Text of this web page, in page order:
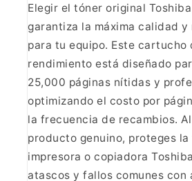
Elegir el tóner original
garantiza la máxima calidad y
para tu equipo. Este cartucho
rendimiento está diseñado
25,000 páginas nítidas y
optimizando el costo por
la frecuencia de recambios. Al
producto genuino, proteges
impresora o copiadora
atascos y fallos comunes